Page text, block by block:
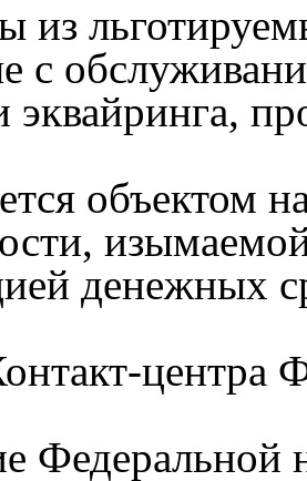
из
с
эквайринга,
объектом
денежных
центра
Федеральной